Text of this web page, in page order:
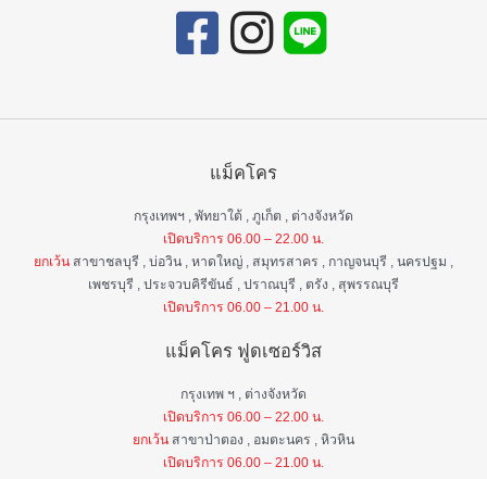
แม็คโคร
กรุงเทพฯ , พัทยาใต้ , ภูเก็ต , ต่างจังหวัด
เปิดบริการ 06.00 – 22.00 น.
ยกเว้น สาขาชลบุรี , บ่อวิน , หาดใหญ่ , สมุทรสาคร , กาญจนบุรี , นครปฐม ,
เพชรบุรี , ประจวบคิรีขันธ์ , ปราณบุรี , ตรัง , สุพรรณบุรี
เปิดบริการ 06.00 – 21.00 น.
แม็คโคร ฟูดเซอร์วิส
กรุงเทพ ฯ , ต่างจังหวัด
เปิดบริการ 06.00 – 22.00 น.
ยกเว้น สาขาป่าตอง , อมตะนคร , หิวหิน
เปิดบริการ 06.00 – 21.00 น.